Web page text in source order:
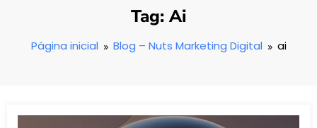
Tag: Ai
Página inicial Blog – Nuts Marketing Digital ai